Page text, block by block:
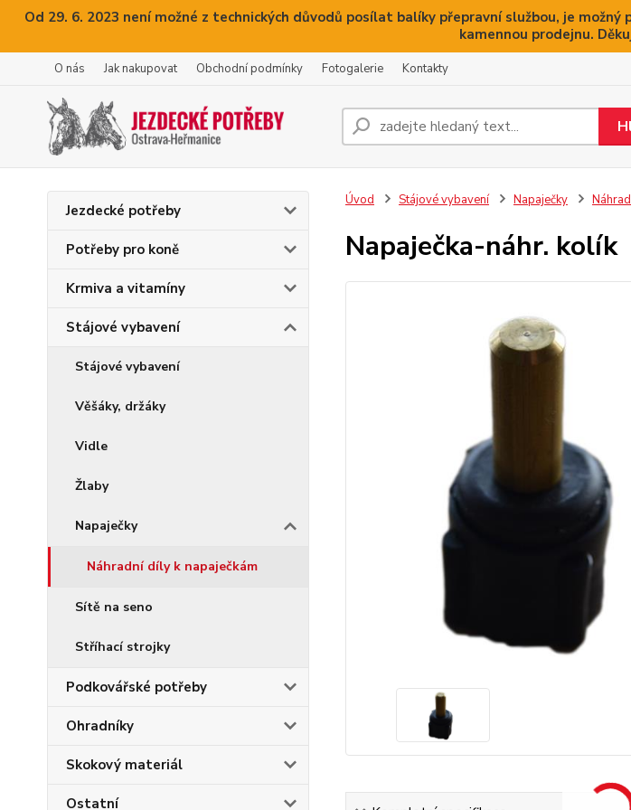
Od 29. 6. 2023 není možné z technických důvodů posílat balíky přepravní službou, je
kamennou prodejnu.
O nás Jak nakupovat Obchodní podmínky Fotogalerie Kontakty
Jezdecké potřeby
Potřeby pro koně
Krmiva a vitamíny
Stájové vybavení
Stájové vybavení
Věšáky, držáky
Vidle
Žlaby
Napaječky
Náhradní díly k napaječkám
Sítě na seno
Stříhací strojky
Podkovářské potřeby
Ohradníky
Skokový materiál
Ostatní
Úvod Stájové vybavení Napaječky
Napaječka-náhr. kolík